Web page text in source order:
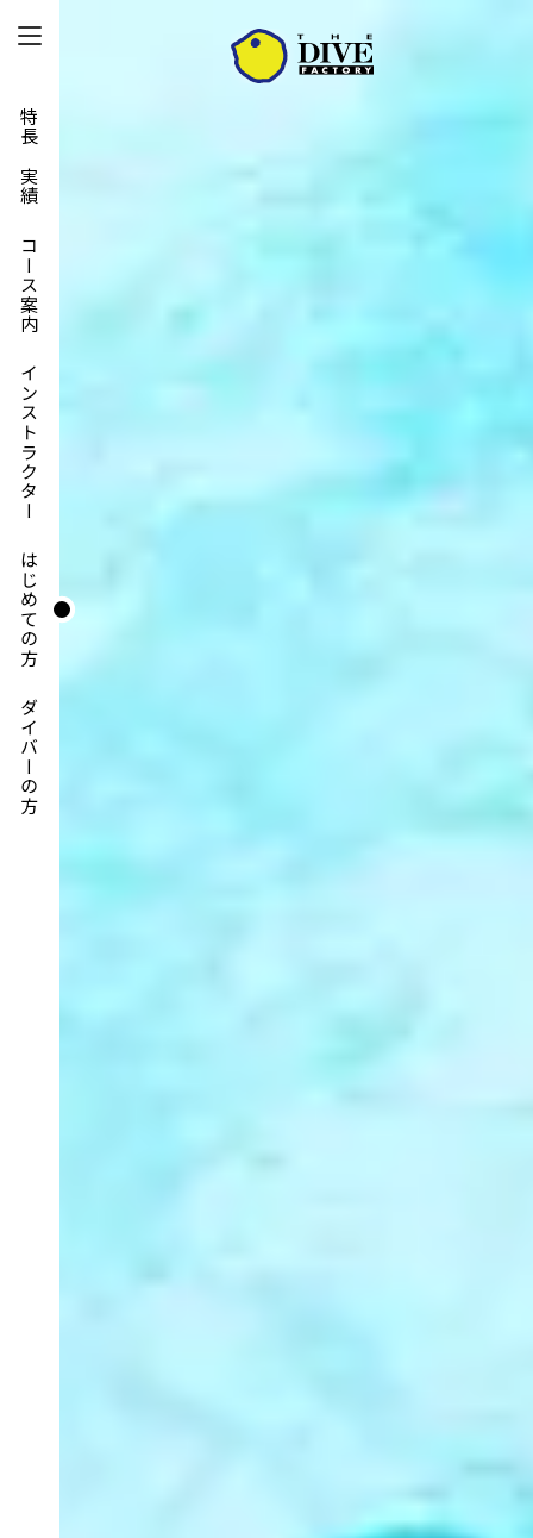
特長と実績
コース案内
インストラクター
はじめての方
ダイバーの方